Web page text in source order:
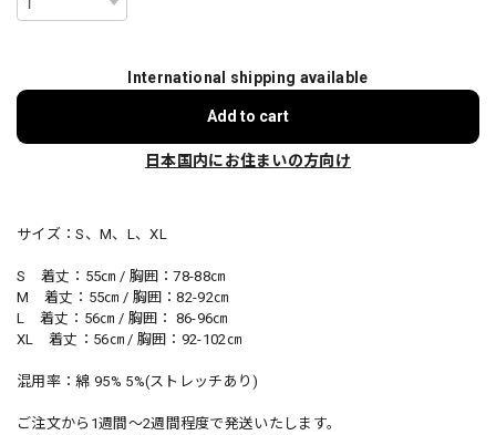
International shipping available
Add to cart
日本国内にお住まいの方向け
サイズ：S、M、L、XL
S 着丈：55㎝ / 胸囲：78-88㎝
M 着丈：55㎝ / 胸囲：82-92㎝
L 着丈：56㎝ / 胸囲： 86-96㎝
XL 着丈：56㎝ / 胸囲：92-102㎝
混用率：綿 95% 5%(ストレッチあり)
ご注文から1週間～2週間程度で発送いたします。